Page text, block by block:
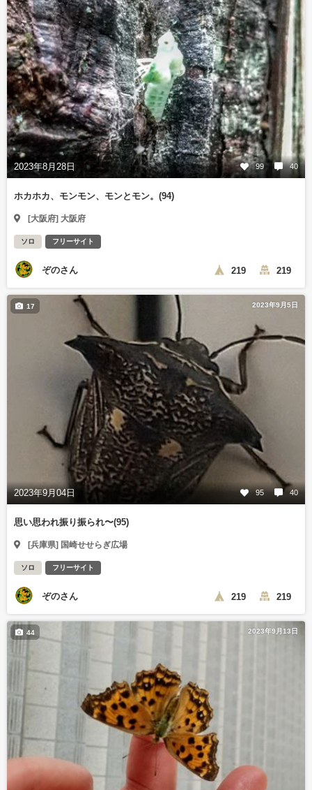
2023年8月28日 99 40
ホカホカ、モンモン、モンとモン。(94)
[大阪府] 大阪府
ソロ フリーサイト
ぞのさん 219 219
2023年9月5日
2023年9月04日 95 40
17
思い思われ振り振られ〜(95)
[兵庫県] 国崎せせらぎ広場
ソロ フリーサイト
ぞのさん 219 219
2023年9月13日
44